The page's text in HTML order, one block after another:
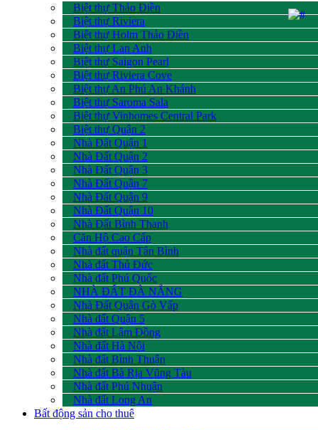
Biệt thự Thảo Điền
Biệt thự Riviera
Biệt thự Holm Thảo Điền
Biệt thự Lan Anh
Biệt thự Saigon Pearl
Biệt thự Riviera Cove
Biệt thự An Phú An Khánh
Biệt thự Saroma Sala
Biệt thự Vinhomes Central Park
Biệt thự Quận 2
Nhà Đất Quận 1
Nhà Đất Quận 2
Nhà Đất Quận 3
Nhà Đất Quận 7
Nhà Đất Quận 9
Nhà Đất Quận 10
Nhà Đất Bình Thạnh
Căn Hộ Cao Cấp
Nhà đất quận Tân Bình
Nhà đất Thủ Đức
Nhà đất Phú Quốc
NHÀ ĐẤT ĐÀ NẴNG
Nhà Đất Quận Gò Vấp
Nhà đất Quận 5
Nhà đất Lâm Đồng
Nhà đất Hà Nội
Nhà đất Bình Thuận
Nhà đất Bà Rịa Vũng Tàu
Nhà đất Phú Nhuận
Nhà đất Long An
Bất động sản cho thuê